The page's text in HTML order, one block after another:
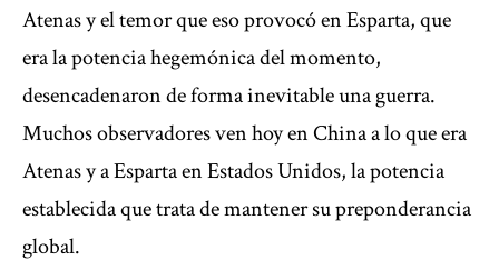
Atenas y el temor que eso provocó en Esparta, que
era la potencia hegemónica del momento,
desencadenaron de forma inevitable una guerra.
Muchos observadores ven hoy en China a lo que era
Atenas y a Esparta en Estados Unidos, la potencia
establecida que trata de mantener su preponderancia
global.